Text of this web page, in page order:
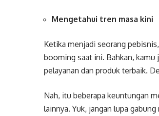
Mengetahui tren masa kini
Ketika menjadi seorang
booming saat ini. Bahkan,
pelayanan dan produk terbaik.
Nah, itu beberapa keuntungan
lainnya. Yuk, jangan lupa